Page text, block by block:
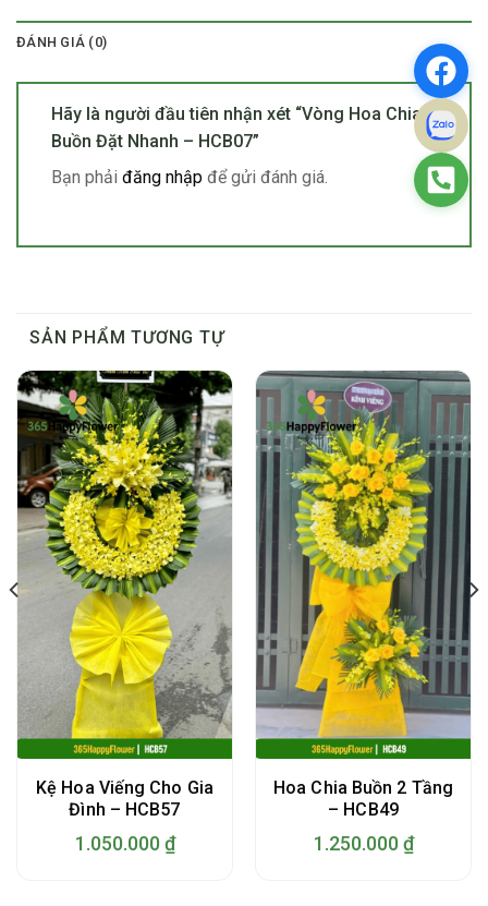
ĐÁNH GIÁ (0)
Hãy là người đầu tiên nhận xét “Vòng Hoa Chia
Buồn Đặt Nhanh – HCB07”
Bạn phải đăng nhập để gửi đánh giá.
SẢN PHẨM TƯƠNG TỰ
Kệ Hoa Viếng Cho Gia
Đình – HCB57
1.050.000 ₫
Hoa Chia Buồn 2 Tầng
– HCB49
1.250.000 ₫